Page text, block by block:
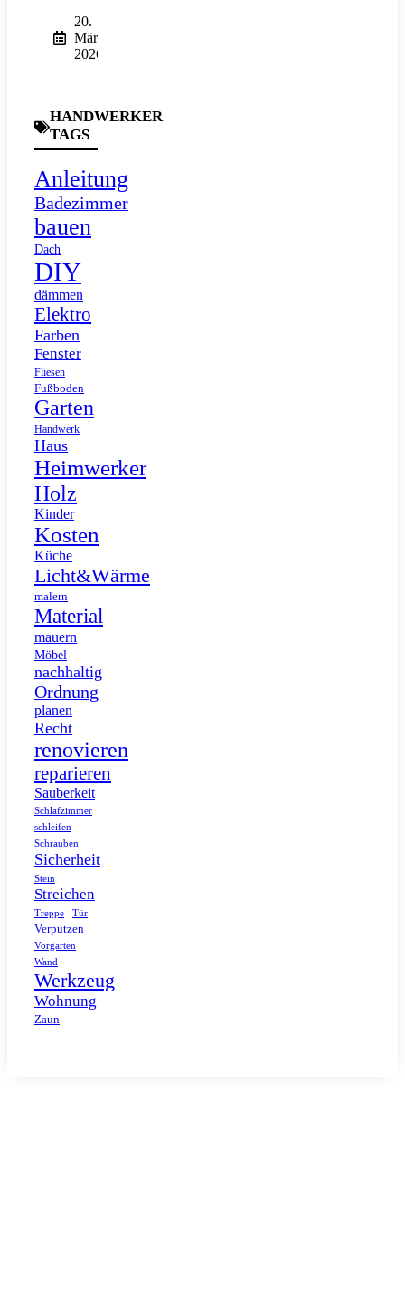
20.
März
2026
HANDWERKER
TAGS
Anleitung
Badezimmer
bauen
Dach
DIY
dämmen
Elektro
Farben
Fenster
Fliesen
Fußboden
Garten
Handwerk
Haus
Heimwerker
Holz
Kinder
Kosten
Küche
Licht&Wärme
malern
Material
mauern
Möbel
nachhaltig
Ordnung
planen
Recht
renovieren
reparieren
Sauberkeit
Schlafzimmer
schleifen
Schrauben
Sicherheit
Stein
Streichen
Treppe Tür
Verputzen
Vorgarten
Wand
Werkzeug
Wohnung
Zaun